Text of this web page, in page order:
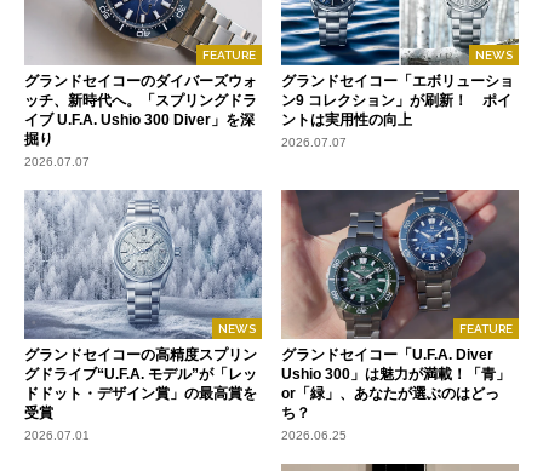
FEATURE
グランドセイコーのダイバーズウォ
ッチ、新時代へ。「スプリングドラ
イブ U.F.A. Ushio 300 Diver」を深
掘り
2026.07.07
NEWS
グランドセイコー「エボリューショ
ン9 コレクション」が刷新！ ポイ
ントは実用性の向上
2026.07.07
NEWS
グランドセイコーの高精度スプリン
グドライブ“U.F.A. モデル”が「レッ
ドドット・デザイン賞」の最高賞を
受賞
2026.07.01
FEATURE
グランドセイコー「U.F.A. Diver
Ushio 300」は魅力が満載！「青」
or「緑」、あなたが選ぶのはどっ
ち？
2026.06.25